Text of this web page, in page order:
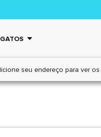
GATOS
seu endereço para ver os